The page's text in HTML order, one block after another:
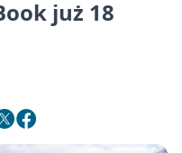
już 18